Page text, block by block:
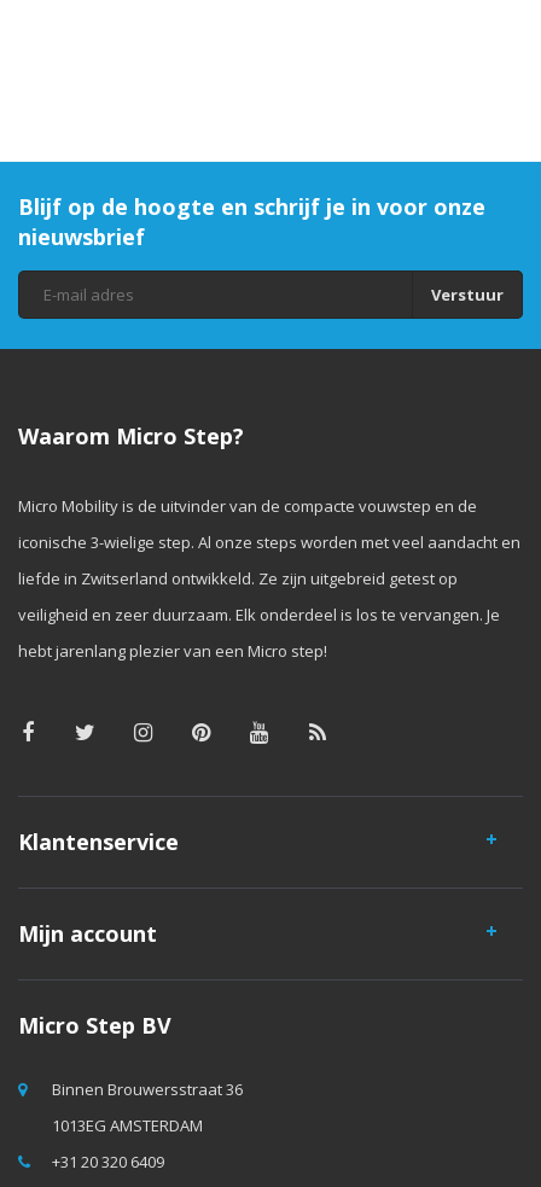
Blijf op de hoogte en schrijf je in voor onze
nieuwsbrief
Verstuur
Waarom Micro Step?
Micro Mobility is de uitvinder van de compacte vouwstep en de
iconische 3-wielige step. Al onze steps worden met veel aandacht en
liefde in Zwitserland ontwikkeld. Ze zijn uitgebreid getest op
veiligheid en zeer duurzaam. Elk onderdeel is los te vervangen. Je
hebt jarenlang plezier van een Micro step!
Klantenservice
Mijn account
Micro Step BV
Binnen Brouwersstraat 36
1013EG AMSTERDAM
+31 20 320 6409